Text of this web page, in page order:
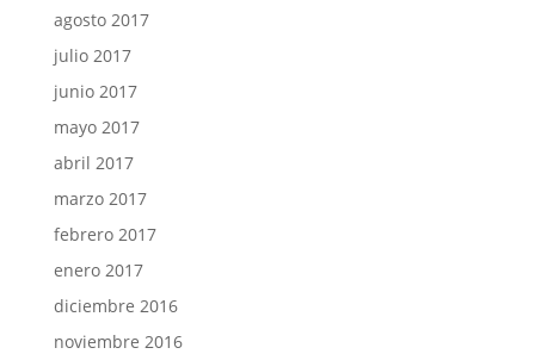
agosto 2017
julio 2017
junio 2017
mayo 2017
abril 2017
marzo 2017
febrero 2017
enero 2017
diciembre 2016
noviembre 2016